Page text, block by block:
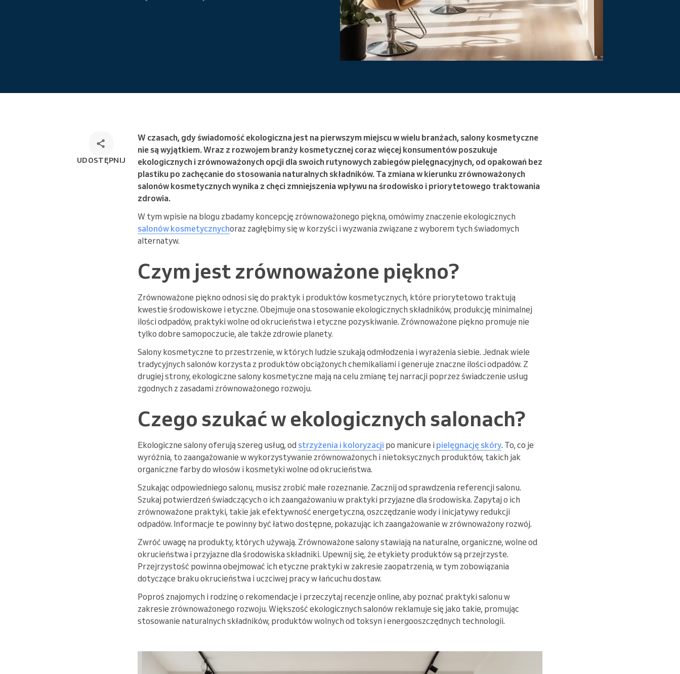
Czytaj więcej
UDOSTĘPNIJ
W czasach, gdy świadomość ekologiczna jest na pierwszym miejscu w wielu branżach, salony kosmetyczne
nie są wyjątkiem. Wraz z rozwojem branży kosmetycznej coraz więcej konsumentów poszukuje
ekologicznych i zrównoważonych opcji dla swoich rutynowych zabiegów pielęgnacyjnych, od opakowań bez
plastiku po zachęcanie do stosowania naturalnych składników. Ta zmiana w kierunku zrównoważonych
salonów kosmetycznych wynika z chęci zmniejszenia wpływu na środowisko i priorytetowego traktowania
zdrowia.
W tym wpisie na blogu zbadamy koncepcję zrównoważonego piękna, omówimy znaczenie ekologicznych
salonów kosmetycznychoraz zagłębimy się w korzyści i wyzwania związane z wyborem tych świadomych
alternatyw.
Czym jest zrównoważone piękno?
Zrównoważone piękno odnosi się do praktyk i produktów kosmetycznych, które priorytetowo traktują
kwestie środowiskowe i etyczne. Obejmuje ona stosowanie ekologicznych składników, produkcję minimalnej
ilości odpadów, praktyki wolne od okrucieństwa i etyczne pozyskiwanie. Zrównoważone piękno promuje nie
tylko dobre samopoczucie, ale także zdrowie planety.
Salony kosmetyczne to przestrzenie, w których ludzie szukają odmłodzenia i wyrażenia siebie. Jednak wiele
tradycyjnych salonów korzysta z produktów obciążonych chemikaliami i generuje znaczne ilości odpadów. Z
drugiej strony, ekologiczne salony kosmetyczne mają na celu zmianę tej narracji poprzez świadczenie usług
zgodnych z zasadami zrównoważonego rozwoju.
Czego szukać w ekologicznych salonach?
Ekologiczne salony oferują szereg usług, od strzyżenia i koloryzacji po manicure i pielęgnację skóry. To, co je
wyróżnia, to zaangażowanie w wykorzystywanie zrównoważonych i nietoksycznych produktów, takich jak
organiczne farby do włosów i kosmetyki wolne od okrucieństwa.
Szukając odpowiedniego salonu, musisz zrobić małe rozeznanie. Zacznij od sprawdzenia referencji salonu.
Szukaj potwierdzeń świadczących o ich zaangażowaniu w praktyki przyjazne dla środowiska. Zapytaj o ich
zrównoważone praktyki, takie jak efektywność energetyczna, oszczędzanie wody i inicjatywy redukcji
odpadów. Informacje te powinny być łatwo dostępne, pokazując ich zaangażowanie w zrównoważony rozwój.
Zwróć uwagę na produkty, których używają. Zrównoważone salony stawiają na naturalne, organiczne, wolne od
okrucieństwa i przyjazne dla środowiska składniki. Upewnij się, że etykiety produktów są przejrzyste.
Przejrzystość powinna obejmować ich etyczne praktyki w zakresie zaopatrzenia, w tym zobowiązania
dotyczące braku okrucieństwa i uczciwej pracy w łańcuchu dostaw.
Poproś znajomych i rodzinę o rekomendacje i przeczytaj recenzje online, aby poznać praktyki salonu w
zakresie zrównoważonego rozwoju. Większość ekologicznych salonów reklamuje się jako takie, promując
stosowanie naturalnych składników, produktów wolnych od toksyn i energooszczędnych technologii.